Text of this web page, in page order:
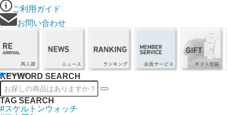
ご利用ガイド
お問い合わせ
KEYWORD SEARCH
TAG SEARCH
#スケルトンウォッチ